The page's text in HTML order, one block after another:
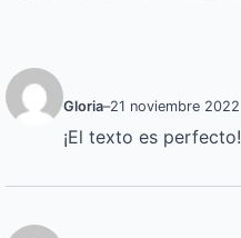
Gloria–21 noviembre 2022
¡El texto es perfecto!